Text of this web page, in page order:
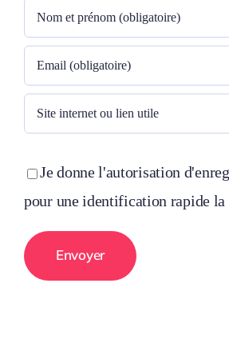
Je donne l'autorisation
pour une identification rapide